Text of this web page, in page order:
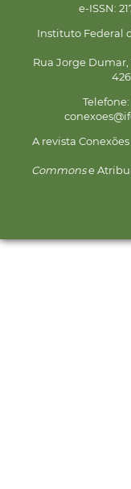
e-ISSN:
Instituto Federal
Rua Jorge Dumar,
Telefone:
A revista
Commonse